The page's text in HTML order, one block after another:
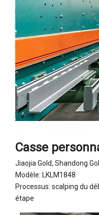
Casse
Jiaojia Gold, Shandong
Modèle: LKLM1848
Processus: scalping du
étape